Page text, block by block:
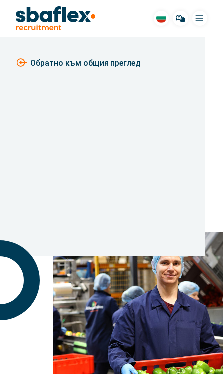
Меню
SBA за вас
Контакт
Hовини
За нас
История
български
Обратно към общия преглед